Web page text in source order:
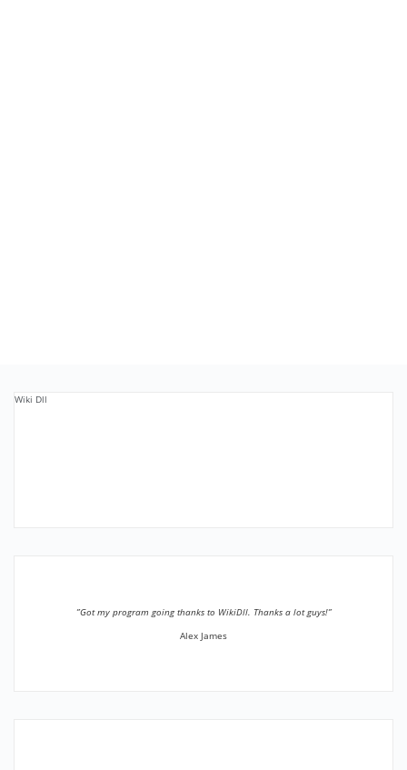
Wiki Dll
”Got my program going thanks to WikiDll. Thanks a lot guys!”
Alex James